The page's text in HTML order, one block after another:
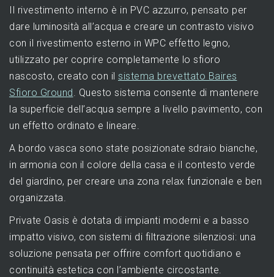
Il rivestimento interno è in PVC azzurro, pensato per
dare luminosità all’acqua e creare un contrasto visivo
con il rivestimento esterno in WPC effetto legno,
utilizzato per coprire completamente lo sfioro
nascosto, creato con il sistema brevettato Baires
Sfioro Ground. Questo sistema consente di mantenere
la superficie dell’acqua sempre a livello pavimento, con
un effetto ordinato e lineare.
A bordo vasca sono state posizionate sdraio bianche,
in armonia con il colore della casa e il contesto verde
del giardino, per creare una zona relax funzionale e ben
organizzata.
Private Oasis è dotata di impianti moderni e a basso
impatto visivo, con sistemi di filtrazione silenziosi: una
soluzione pensata per offrire comfort quotidiano e
continuità estetica con l’ambiente circostante.